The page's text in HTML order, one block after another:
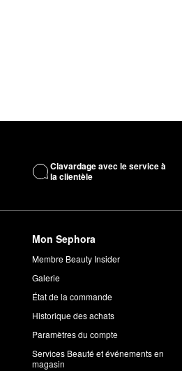
Clavardage avec le service à
la clientèle
Mon Sephora
Membre Beauty Insider
Galerie
État de la commande
Historique des achats
Paramètres du compte
Services Beauté et événements en
magasin